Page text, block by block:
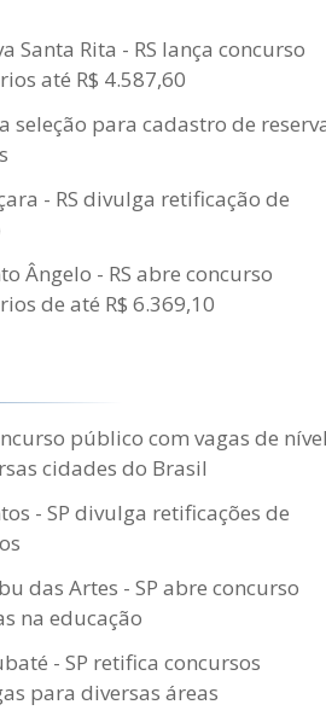
Santa Rita - RS lança concurso
até R$ 4.587,60
seleção para cadastro de
- RS divulga retificação de
Ângelo - RS abre concurso
de até R$ 6.369,10
público com vagas de
cidades do Brasil
- SP divulga retificações de
das Artes - SP abre concurso
na educação
- SP retifica concursos
para diversas áreas